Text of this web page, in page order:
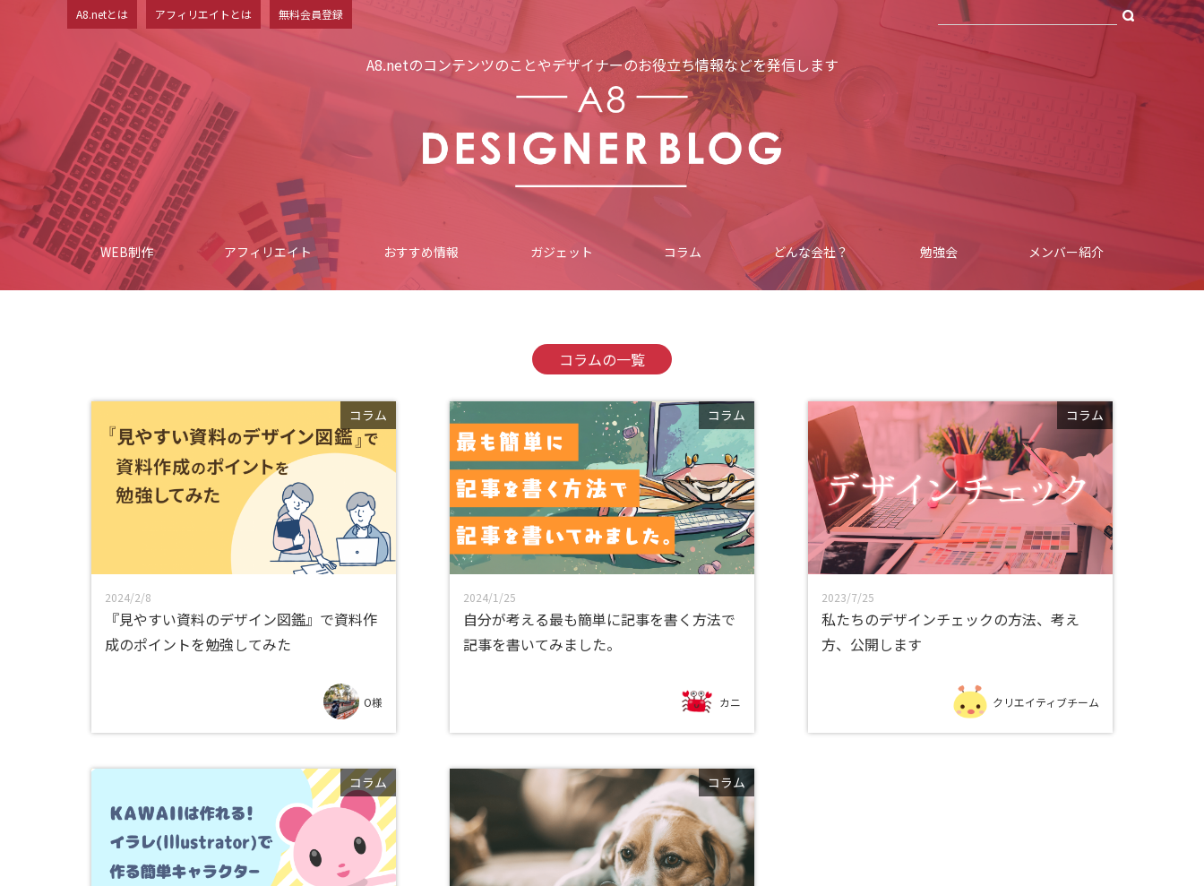
A8.netとは アフィリエイトとは 無料会員登録
A8.netのコンテンツのことやデザイナーのお役立ち情報などを発信します
WEB制作 アフィリエイト おすすめ情報 ガジェット コラム どんな会社？ 勉強会 メンバー紹介
コラムの一覧
コラム
2024/2/8
『見やすい資料のデザイン図鑑』で資料作
成のポイントを勉強してみた
O様
コラム
2024/1/25
自分が考える最も簡単に記事を書く方法で
記事を書いてみました。
カニ
コラム
2023/7/25
私たちのデザインチェックの方法、考え
方、公開します
クリエイティブチーム
コラム コラム